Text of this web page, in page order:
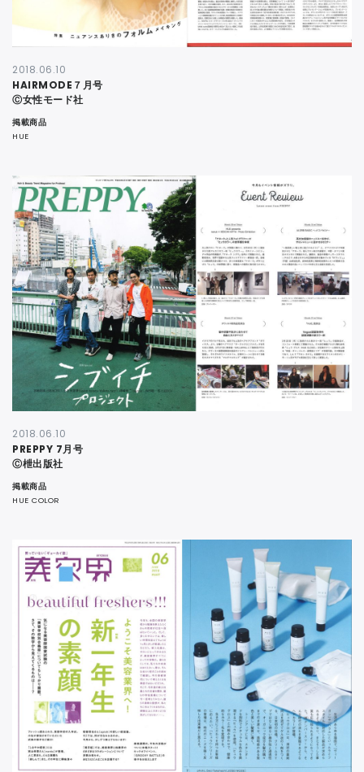
2018.06.10
HAIRMODE７月号
Ⓒ女性モード社
掲載商品
HUE
2018.06.10
PREPPY 7月号
Ⓒ枻出版社
掲載商品
HUE COLOR